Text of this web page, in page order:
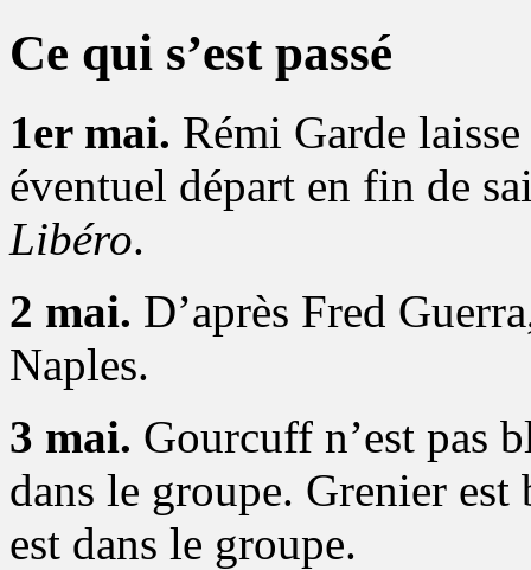
Ce qui s’est passé
1er mai. Rémi Garde
éventuel départ en fin de
Libéro.
2 mai. D’après Fred
Naples.
3 mai. Gourcuff n’est pas
dans le groupe. Grenier est
est dans le groupe.